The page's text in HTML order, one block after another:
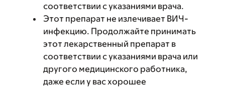
соответствии с указаниями врача.
Этот препарат не излечивает ВИЧ-
инфекцию. Продолжайте принимать
этот лекарственный препарат в
соответствии с указаниями врача или
другого медицинского работника,
даже если у вас хорошее